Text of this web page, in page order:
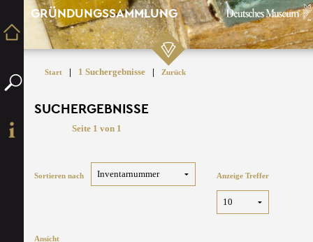
GRÜNDUNGSSAMMLUNG
Start | 1 Suchergebnisse | Zurück
SUCHERGEBNISSE
Seite 1 von 1
Sortieren nach Anzeige Treffer
Ansicht